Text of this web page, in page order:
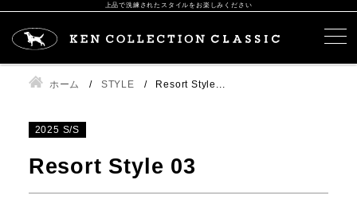
上品で洗練されたスタイルをお楽しみください
ホーム STYLE Resort Style...
2025 S/S
Resort Style 03